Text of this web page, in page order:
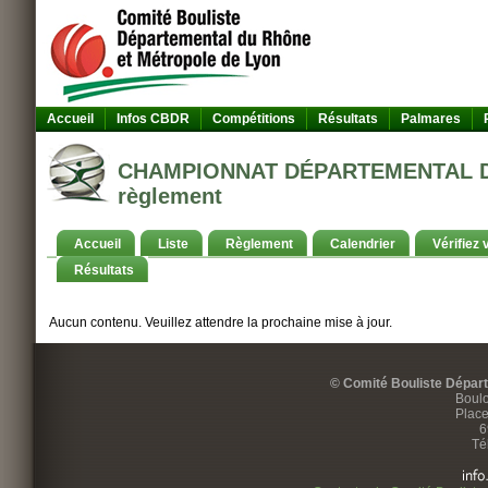
Accueil Infos CBDR Compétitions Résultats Palmares
CHAMPIONNAT
règlement
Accueil Liste Règlement Calendrier
Vérifiez
Résultats
Aucun contenu. Veuillez attendre la prochaine mise à jour.
© Comité Bouliste